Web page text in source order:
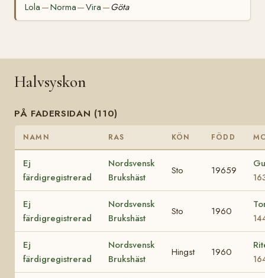
Lola —Norma—Vira —Göta
Halvsyskon
PÅ FADERSIDAN (110)
NAMN RAS KÖN FÖDD
Ej
färdigregistrerad
Nordsvensk
Brukshäst
Sto 19659
Ej
färdigregistrerad
Nordsvensk
Brukshäst
Sto 1960
Ej
färdigregistrerad
Nordsvensk
Brukshäst
Hingst 1960